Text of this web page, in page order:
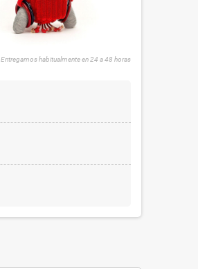
Entregamos habitualmente en 24 a 48 horas